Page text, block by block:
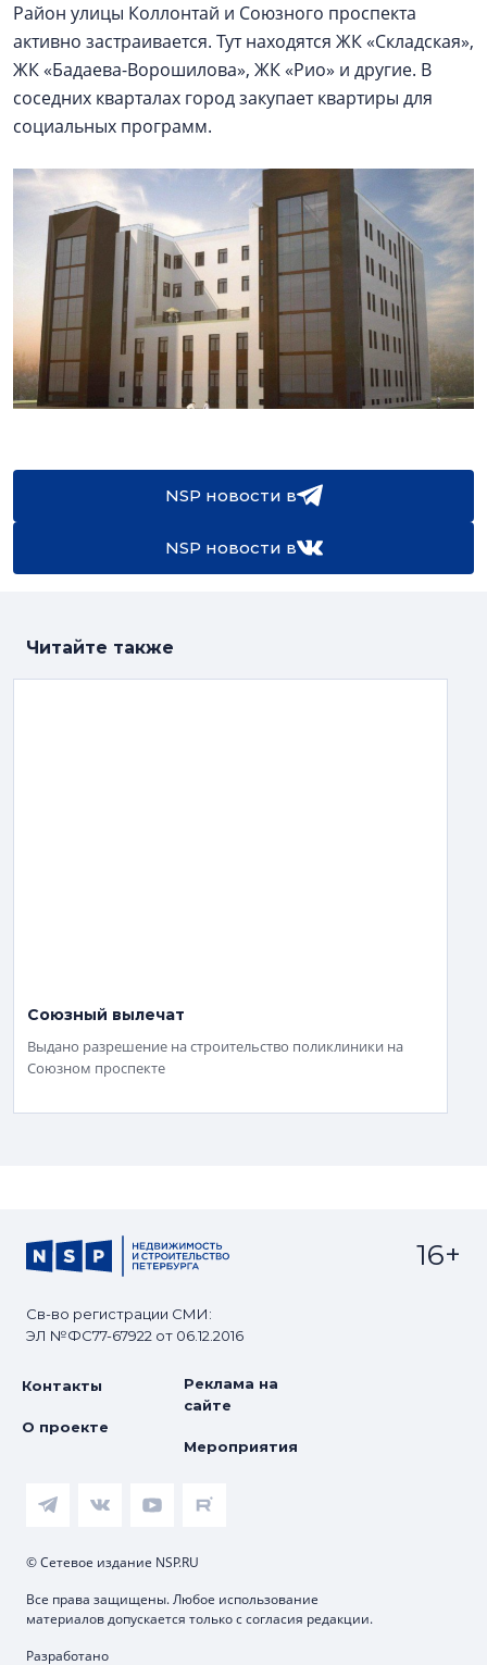
Район улицы Коллонтай и Союзного проспекта
активно застраивается. Тут находятся ЖК «Складская»,
ЖК «Бадаева-Ворошилова», ЖК «Рио» и другие. В
соседних кварталах город закупает квартиры для
социальных программ.
NSP новости в
NSP новости в
Читайте также
Союзный вылечат
Выдано разрешение на строительство поликлиники на
Союзном проспекте
Св-во регистрации СМИ:
ЭЛ №ФС77-67922 от 06.12.2016
16+
Контакты
О проекте
Реклама на
сайте
Мероприятия
© Сетевое издание NSP.RU
Все права защищены. Любое использование
материалов допускается только с согласия редакции.
Разработано